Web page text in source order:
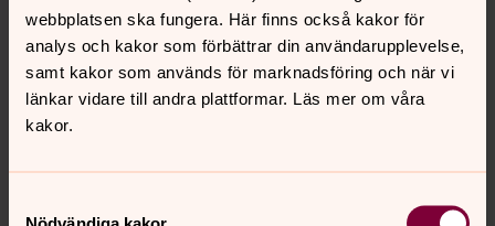
webbplatsen ska fungera. Här finns också kakor för
analys och kakor som förbättrar din användarupplevelse,
samt kakor som används för marknadsföring och när vi
länkar vidare till andra plattformar. Läs mer om våra
kakor.
Nödvändiga kakor